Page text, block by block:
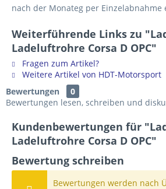
nach der Monateg per Einzelabnahme
Weiterführende Links zu
Ladeluftrohre Corsa D OPC"
Fragen zum Artikel?
Weitere Artikel von HDT-Motorsport
Bewertungen
0
Bewertungen lesen, schreiben und
Kundenbewertungen für
Ladeluftrohre Corsa D OPC"
Bewertung schreiben
Bewertungen werden nach